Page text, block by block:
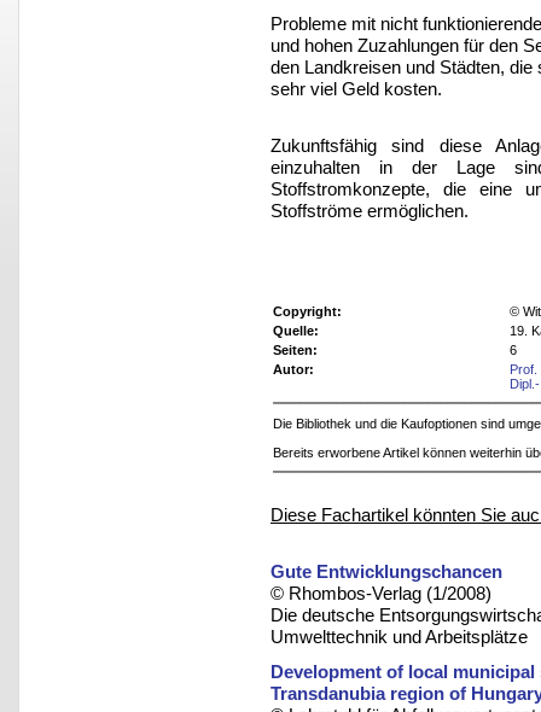
Probleme mit nicht
und hohen Zuzahlungen für den
den Landkreisen und Städten,
sehr viel Geld kosten.
Zukunftsfähig sind diese
einzuhalten in der Lage
Stoffstromkonzepte, die eine
Stoffströme ermöglichen.
Copyright:
©
Quelle:
19.
Seiten:
6
Autor:
Prof.
Die Bibliothek und die Kaufoptionen sind
Bereits erworbene Artikel können weiterhin
Diese Fachartikel könnten Sie
Gute Entwicklungschancen
© Rhombos-Verlag (1/2008)
Die deutsche
Umwelttechnik und Arbeitsplätze
Development of local
Transdanubia region of